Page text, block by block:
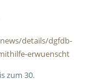
details/dgfdb-
erwuenscht
zum 30.